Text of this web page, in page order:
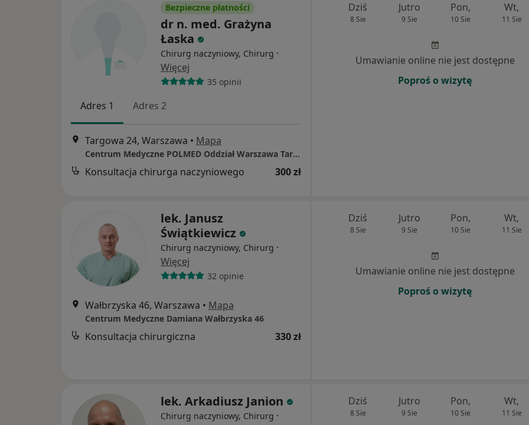
Bezpieczne płatności
dr n. med. Grażyna
Łaska
Chirurg naczyniowy, Chirurg ·
Więcej
35 opinii
Adres 1 Adres 2
Targowa 24, Warszawa • Mapa
Centrum Medyczne POLMED Oddział Warszawa Targowa
Konsultacja chirurga naczyniowego 300 zł
Dziś
8 Sie
Jutro
9 Sie
Pon,
10 Sie
Wt,
11 Sie
Umawianie online nie jest dostępne
Poproś o wizytę
lek. Janusz
Świątkiewicz
Chirurg naczyniowy, Chirurg ·
Więcej
32 opinie
Wałbrzyska 46, Warszawa • Mapa
Centrum Medyczne Damiana Wałbrzyska 46
Konsultacja chirurgiczna 330 zł
Dziś
8 Sie
Jutro
9 Sie
Pon,
10 Sie
Wt,
11 Sie
Umawianie online nie jest dostępne
Poproś o wizytę
lek. Arkadiusz Janion
Chirurg naczyniowy, Chirurg ·
Dziś
8 Sie
Jutro
9 Sie
Pon,
10 Sie
Wt,
11 Sie